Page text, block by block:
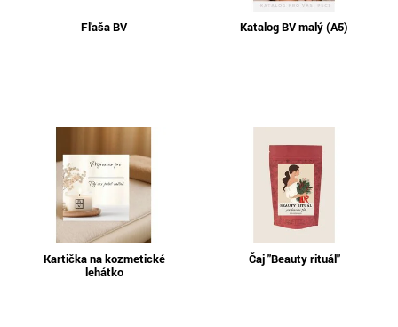
Fľaša BV Katalog BV malý (A5)
Kartička na kozmetické
lehátko
Čaj "Beauty rituál"